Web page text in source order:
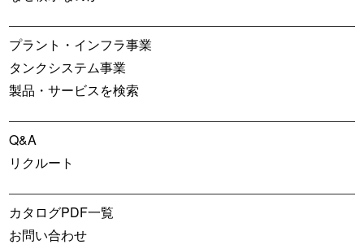
プラント・インフラ事業
タンクシステム事業
製品・サービスを検索
Q&A
リクルート
カタログPDF一覧
お問い合わせ